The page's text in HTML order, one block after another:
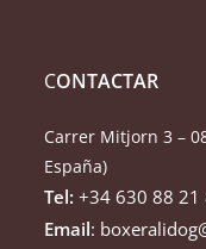
CONTACTAR
Carrer Mitjorn 3 –
España)
Tel: +34 630 88 21
Email: